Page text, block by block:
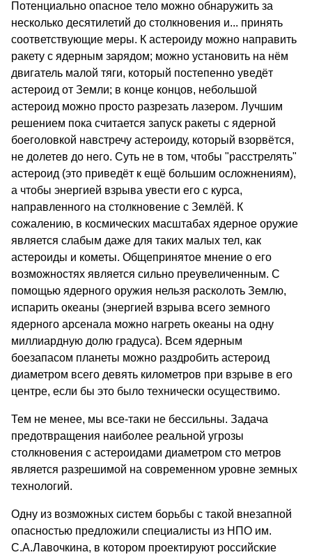
Потенциально опасное тело можно обнаружить за
несколько десятилетий до столкновения и... принять
соответствующие меры. К астероиду можно направить
ракету с ядерным зарядом; можно установить на нём
двигатель малой тяги, который постепенно уведёт
астероид от Земли; в конце концов, небольшой
астероид можно просто разрезать лазером. Лучшим
решением пока считается запуск ракеты с ядерной
боеголовкой навстречу астероиду, который взорвётся,
не долетев до него. Суть не в том, чтобы "расстрелять"
астероид (это приведёт к ещё большим осложнениям),
а чтобы энергией взрыва увести его с курса,
направленного на столкновение с Землёй. К
сожалению, в космических масштабах ядерное оружие
является слабым даже для таких малых тел, как
астероиды и кометы. Общепринятое мнение о его
возможностях является сильно преувеличенным. С
помощью ядерного оружия нельзя расколоть Землю,
испарить океаны (энергией взрыва всего земного
ядерного арсенала можно нагреть океаны на одну
миллиардную долю градуса). Всем ядерным
боезапасом планеты можно раздробить астероид
диаметром всего девять километров при взрыве в его
центре, если бы это было технически осуществимо.
Тем не менее, мы все-таки не бессильны. Задача
предотвращения наиболее реальной угрозы
столкновения с астероидами диаметром сто метров
является разрешимой на современном уровне земных
технологий.
Одну из возможных систем борьбы с такой внезапной
опасностью предложили специалисты из НПО им.
С.А.Лавочкина, в котором проектируют российские